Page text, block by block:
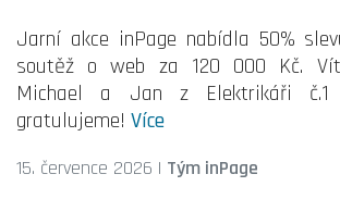
Jarní akce inPage nabídla 50%
soutěž o web za 120 000 Kč.
Michael a Jan z Elektrikáři č.1
gratulujeme! Více
15. července 2026 | Tým inPage